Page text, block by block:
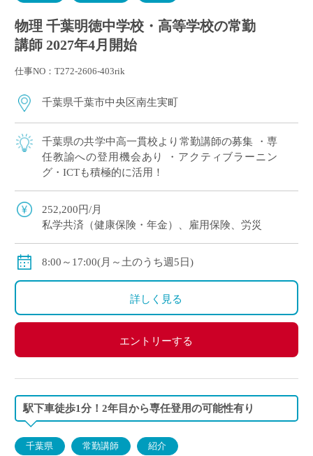
物理 千葉明徳中学校・高等学校の常勤
講師 2027年4月開始
仕事NO：T272-2606-403rik
千葉県千葉市中央区南生実町
千葉県の共学中高一貫校より常勤講師の募集 ・専
任教諭への登用機会あり ・アクティブラーニン
グ・ICTも積極的に活用！
252,200円/月
私学共済（健康保険・年金）、雇用保険、労災
8:00～17:00(月～土のうち週5日)
詳しく見る
エントリーする
駅下車徒歩1分！2年目から専任登用の可能性有り
千葉県 常勤講師 紹介